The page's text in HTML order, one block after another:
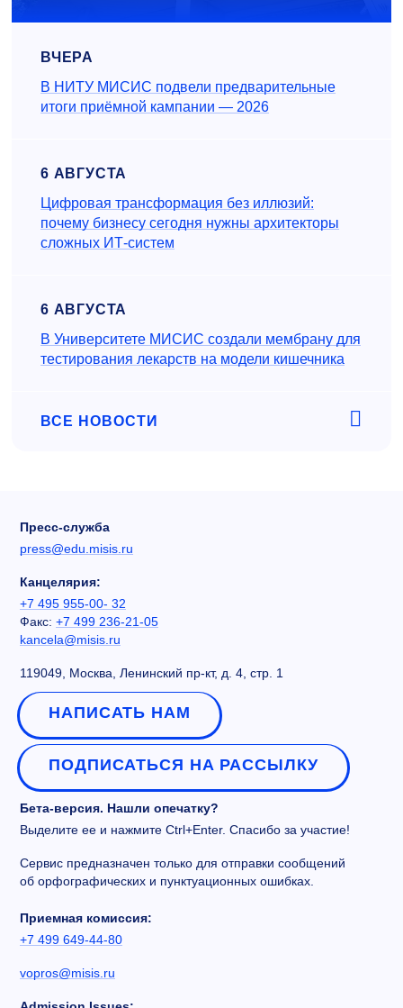
ВЧЕРА
В НИТУ МИСИС подвели предварительные
итоги приёмной кампании — 2026
6 АВГУСТА
Цифровая трансформация без иллюзий:
почему бизнесу сегодня нужны архитекторы
сложных ИТ-систем
6 АВГУСТА
В Университете МИСИС создали мембрану для
тестирования лекарств на модели кишечника
ВСЕ НОВОСТИ
Пресс-служба
press@edu.misis.ru
Канцелярия:
+7 495 955-00- 32
Факс: +7 499 236-21-05
kancela@misis.ru
119049, Москва, Ленинский пр-кт, д. 4, стр. 1
НАПИСАТЬ НАМ
ПОДПИСАТЬСЯ НА РАССЫЛКУ
Бета-версия. Нашли опечатку?
Выделите ее и нажмите Ctrl+Enter. Спасибо за участие!
Сервис предназначен только для отправки сообщений
об орфографических и пунктуационных ошибках.
Приемная комиссия:
+7 499 649-44-80
vopros@misis.ru